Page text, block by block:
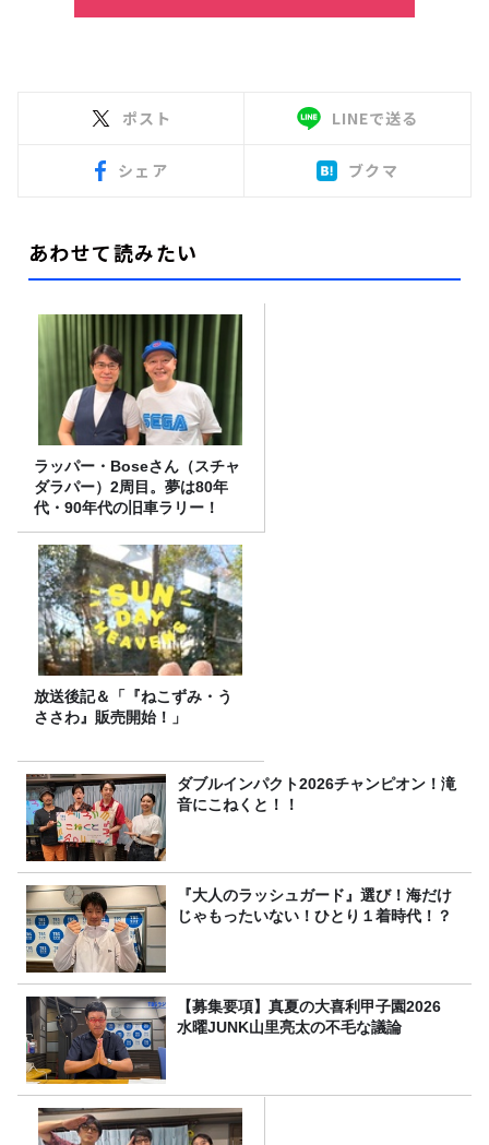
ポスト LINEで送る
シェア ブクマ
あわせて読みたい
ラッパー・Boseさん（スチャ
ダラパー）2周目。夢は80年
代・90年代の旧車ラリー！
放送後記＆「『ねこずみ・う
ささわ』販売開始！」
ダブルインパクト2026チャンピオン！滝
音にこねくと！！
『大人のラッシュガード』選び！海だけ
じゃもったいない！ひとり１着時代！？
【募集要項】真夏の大喜利甲子園2026
水曜JUNK山里亮太の不毛な議論